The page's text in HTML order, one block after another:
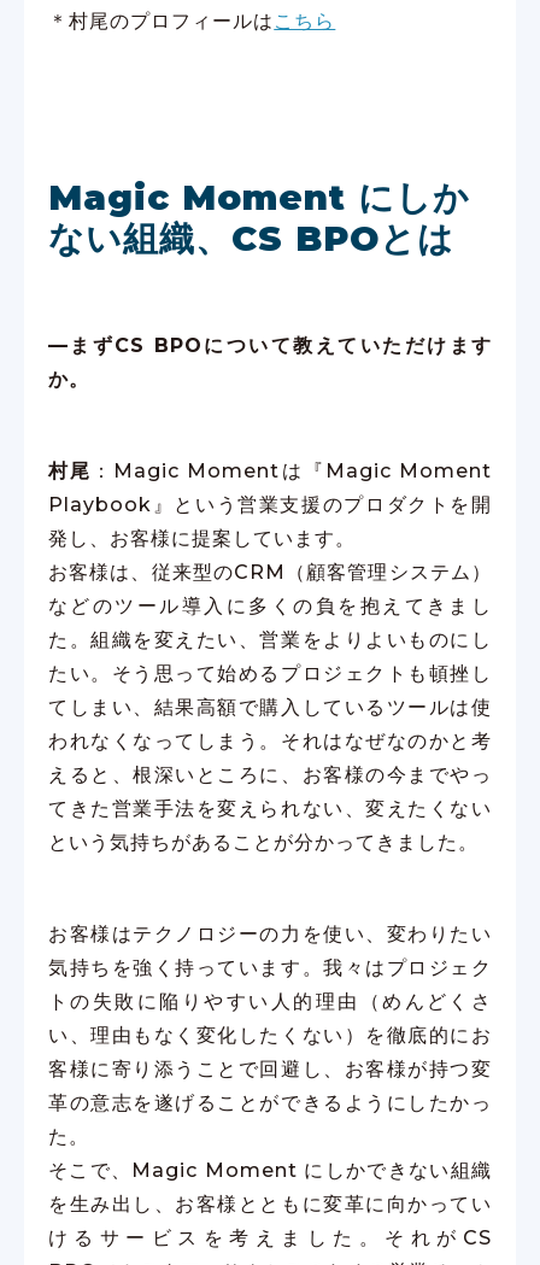
＊村尾のプロフィールは こちら
Magic Moment にしか
ない組織、CS BPOとは
—まずCS BPOについて教えていただけます
か。
村尾 ：Magic Momentは『Magic Moment
Playbook』という営業支援のプロダクトを開
発し、お客様に提案しています。
お客様は、従来型のCRM（顧客管理システム）
などのツール導入に多くの負を抱えてきまし
た。組織を変えたい、営業をよりよいものにし
たい。そう思って始めるプロジェクトも頓挫し
てしまい、結果高額で購入しているツールは使
われなくなってしまう。それはなぜなのかと考
えると、根深いところに、お客様の今までやっ
てきた営業手法を変えられない、変えたくない
という気持ちがあることが分かってきました。
お客様はテクノロジーの力を使い、変わりたい
気持ちを強く持っています。我々はプロジェク
トの失敗に陥りやすい人的理由（めんどくさ
い、理由もなく変化したくない）を徹底的にお
客様に寄り添うことで回避し、お客様が持つ変
革の意志を遂げることができるようにしたかっ
た。
そこで、Magic Moment にしかできない組織
を生み出し、お客様とともに変革に向かってい
けるサービスを考えました。それがCS